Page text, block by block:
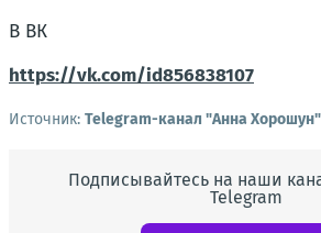
В ВК
https://vk.com/id856838107
Источник: Telegram-канал "Анна Хорошун"
Подписывайтесь на наши
Telegram